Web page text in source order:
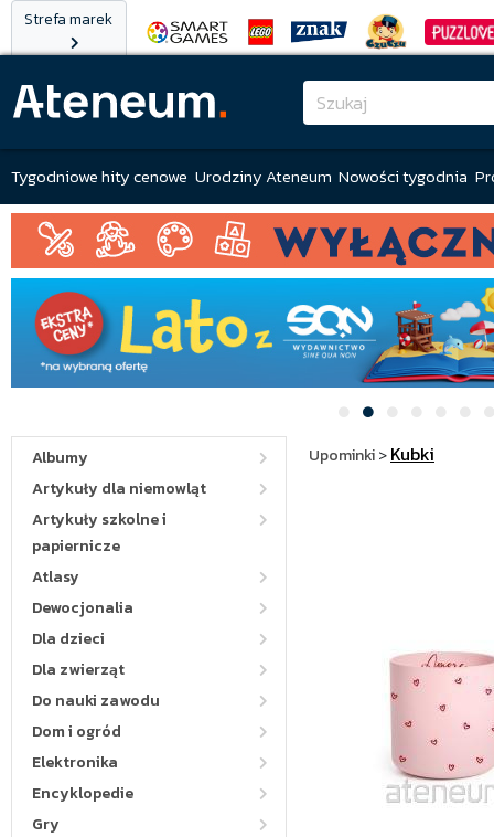
Strefa marek
Tygodniowe hity cenowe Urodziny Ateneum Nowości tygodnia
Albumy
Artykuły dla niemowląt
Artykuły szkolne i
papiernicze
Atlasy
Dewocjonalia
Dla dzieci
Dla zwierząt
Do nauki zawodu
Dom i ogród
Elektronika
Encyklopedie
Gry
Upominki>Kubki